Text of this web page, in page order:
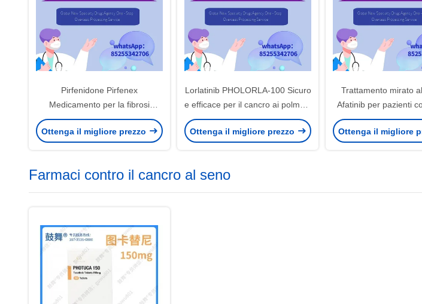
Pirfenidone Pirfenex
Medicamento per la fibrosi
polmonare con conservazione
refrigerata
Ottenga il migliore prezzo
Lorlatinib PHOLORLA-100 Sicuro
e efficace per il cancro ai polmoni
a cellule non piccole
Ottenga il migliore prezzo
Trattamento mirato
Afatinib per pazienti
al polmone a cellule
Ottenga il migliore
Farmaci contro il cancro al seno